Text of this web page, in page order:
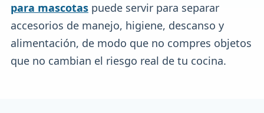
para mascotas puede servir para separar
accesorios de manejo, higiene, descanso y
alimentación, de modo que no compres objetos
que no cambian el riesgo real de tu cocina.